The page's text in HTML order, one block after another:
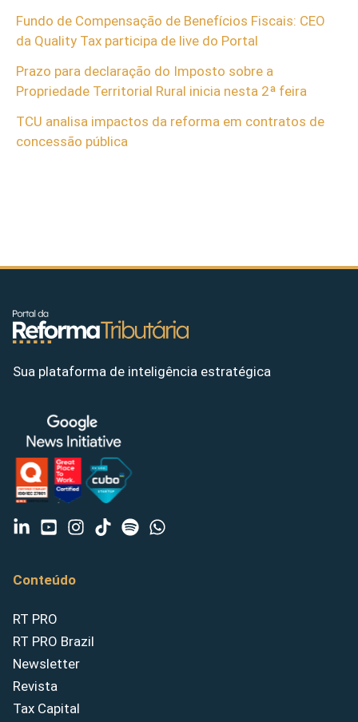
Fundo de Compensação de Benefícios Fiscais: CEO
da Quality Tax participa de live do Portal
Prazo para declaração do Imposto sobre a
Propriedade Territorial Rural inicia nesta 2ª feira
TCU analisa impactos da reforma em contratos de
concessão pública
Sua plataforma de inteligência estratégica
Conteúdo
RT PRO
RT PRO Brazil
Newsletter
Revista
Tax Capital